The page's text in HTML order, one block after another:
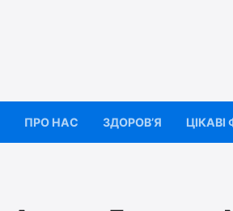
ПРО НАС ЗДОРОВ’Я